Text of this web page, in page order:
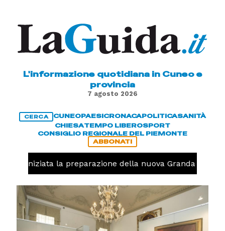
L'informazione quotidiana in Cuneo e
provincia
7 agosto 2026
CERCA CUNEOPAESICRONACAPOLITICASANITÀ
CHIESATEMPO LIBEROSPORT
CONSIGLIO REGIONALE DEL PIEMONTE
ABBONATI
iniziata la preparazione della nuova Granda Volley